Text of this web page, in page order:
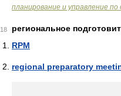
планирование и управление
18
региональное
RPM
regional preparatory